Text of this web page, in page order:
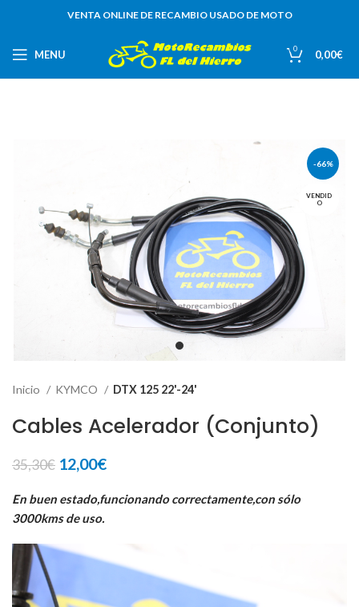
VENTA ONLINE DE RECAMBIO USADO DE MOTO
MENU 0 0,00€
-66%
VENDID
O
Inicio KYMCO DTX 125 22'-24'
Cables Acelerador (Conjunto)
35,30€ El
original
era:
12,00€El
actual
En buen estado,funcionando correctamente,con sólo
3000kms de uso.